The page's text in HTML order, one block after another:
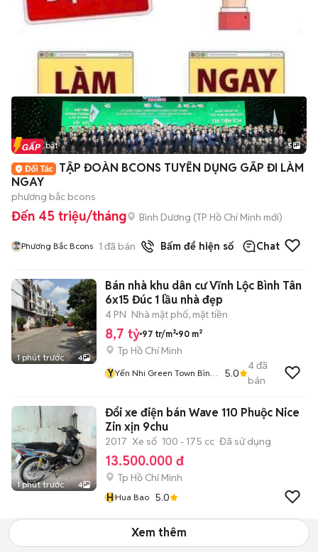
Tin nổi bật 5
TẬP ĐOÀN BCONS TUYỂN DỤNG GẤP ĐI LÀM
NGAY
phương bắc bcons
Đến 45 triệu/tháng Bình Dương (TP Hồ Chí Minh mới)
Phương Bắc Bcons 1 đã bán Bấm để hiện số Chat
1 phút trước 4
Bán nhà khu dân cư Vĩnh Lộc Bình Tân
6x15 Đúc 1 lầu nhà đẹp
4 PN Nhà mặt phố, mặt tiền
8,7 tỷ 97 tr/m² 90 m²
Tp Hồ Chí Minh
YYến Nhi Green Town Bình
5.0
4đã
bán
1 phút trước 4
Đổi xe điện bán Wave 110 Phuộc Nice
Zin xịn 9chu
2017 Xe số 100 - 175 cc Đã sử dụng
13.500.000 đ
Tp Hồ Chí Minh
HHua Bao 5.0
Xem thêm